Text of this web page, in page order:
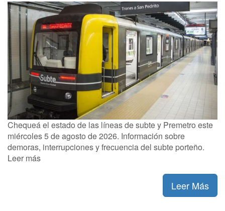
Chequeá el estado de las líneas de subte y Premetro este
miércoles 5 de agosto de 2026. Información sobre
demoras, interrupciones y frecuencia del subte porteño.
Leer más
Leer Más